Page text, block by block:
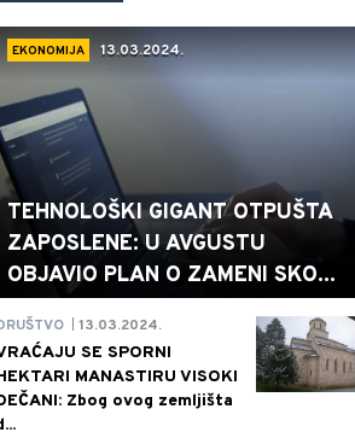
EKONOMIJA 13.03.2024.
TEHNOLOŠKI GIGANT OTPUŠTA
ZAPOSLENE: U AVGUSTU
OBJAVIO PLAN O ZAMENI SKO...
13.03.2024.
SE SPORNI
MANASTIRU VISOKI
Zbog ovog zemljišta